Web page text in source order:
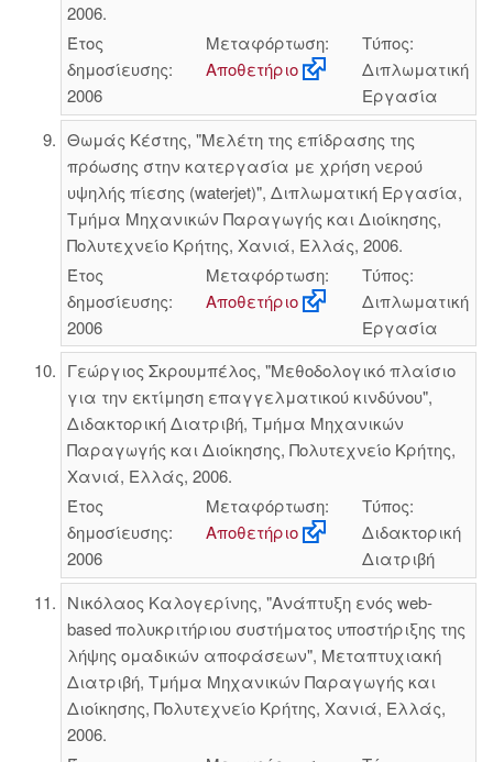
2006.
Έτος
δημοσίευσης:
2006
Μεταφόρτωση:
Αποθετήριο
Τύπος:
Διπλωματική
Εργασία
Θωμάς Κέστης, "Μελέτη της επίδρασης της
πρόωσης στην κατεργασία με χρήση νερού
υψηλής πίεσης (waterjet)", Διπλωματική Εργασία,
Τμήμα Μηχανικών Παραγωγής και Διοίκησης,
Πολυτεχνείο Κρήτης, Χανιά, Ελλάς, 2006.
Έτος
δημοσίευσης:
2006
Μεταφόρτωση:
Αποθετήριο
Τύπος:
Διπλωματική
Εργασία
Γεώργιος Σκρουμπέλος, "Μεθοδολογικό πλαίσιο
για την εκτίμηση επαγγελματικού κινδύνου",
Διδακτορική Διατριβή, Τμήμα Μηχανικών
Παραγωγής και Διοίκησης, Πολυτεχνείο Κρήτης,
Χανιά, Ελλάς, 2006.
Έτος
δημοσίευσης:
2006
Μεταφόρτωση:
Αποθετήριο
Τύπος:
Διδακτορική
Διατριβή
Νικόλαος Καλογερίνης, "Ανάπτυξη ενός web-
based πολυκριτήριου συστήματος υποστήριξης της
λήψης ομαδικών αποφάσεων", Μεταπτυχιακή
Διατριβή, Τμήμα Μηχανικών Παραγωγής και
Διοίκησης, Πολυτεχνείο Κρήτης, Χανιά, Ελλάς,
2006.